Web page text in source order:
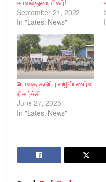
காவல்துறையினர்!
September 21, 2022
In "Latest News"
போதை தடுப்பு விழிப்புணர்வு
நிகழ்ச்சி
June 27, 2025
In "Latest News"